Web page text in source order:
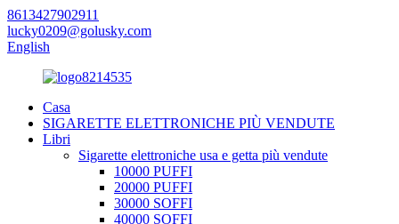
8613427902911
lucky0209@golusky.com
English
Casa
SIGARETTE ELETTRONICHE PIÙ VENDUTE
Libri
Sigarette elettroniche usa e getta più vendute
10000 PUFFI
20000 PUFFI
30000 SOFFI
40000 SOFFI